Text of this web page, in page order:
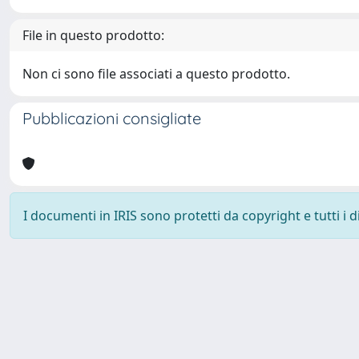
File in questo prodotto:
Non ci sono file associati a questo prodotto.
Pubblicazioni consigliate
I documenti in IRIS sono protetti da copyright e tutti i